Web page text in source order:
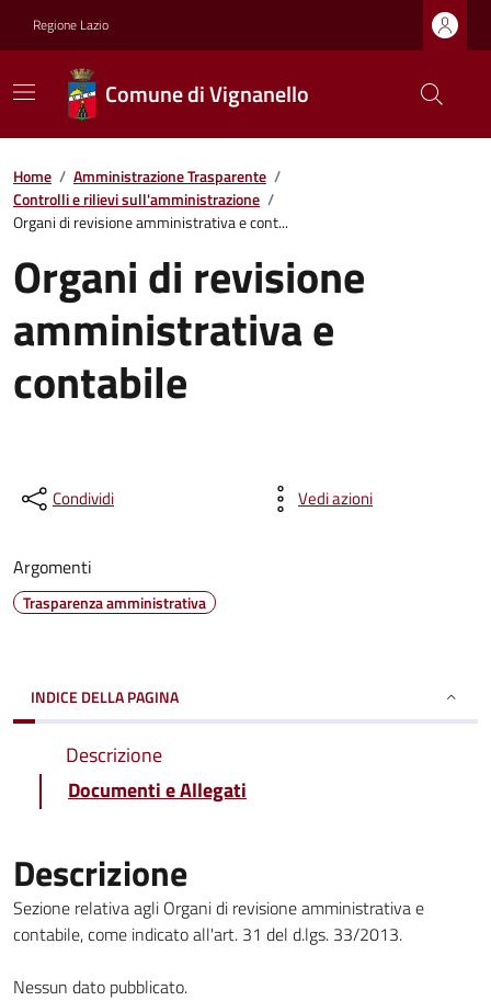
Regione Lazio
Comune di Vignanello
Home / Amministrazione Trasparente /
Controlli e rilievi sull'amministrazione /
Organi di revisione amministrativa e cont...
Organi di revisione
amministrativa e
contabile
Condividi Vedi azioni
Argomenti
Trasparenza amministrativa
INDICE DELLA PAGINA
Descrizione
Documenti e Allegati
Descrizione
Sezione relativa agli Organi di revisione amministrativa e
contabile, come indicato all'art. 31 del d.lgs. 33/2013.
Nessun dato pubblicato.